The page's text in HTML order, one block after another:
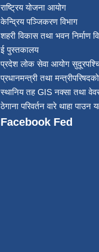
राष्ट्रिय योजना आयोग
केन्द्रिय पञ्जिकरण विभाग
शहरी विकास तथा भवन निर्माण
ई पुस्तकालय
प्रदेश लोक सेवा आयोग
प्रधानमन्त्री तथा
स्थानिय तह GIS नक्सा तथा
ठेगाना परिवर्तन वारे थाहा पाउन
Facebook Fed